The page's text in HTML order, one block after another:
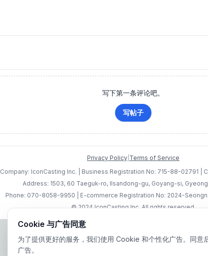
写下第一条评论吧。
写帖子
Privacy Policy Terms of Service
Company: IconCasting Inc. | Business Registration No: 715-88-02791 |
Address: 1503, 60 Taeguk-ro, Ilsandong-gu, Goyang-si,
Phone: 070-8058-9950 | E-commerce Registration No: 2024-
© 2024 IconCasting Inc. All rights reserved.
Cookie 与广告同意
为了提供更好的服务，我们使用 Cookie 和个性化广告。同意
广告。